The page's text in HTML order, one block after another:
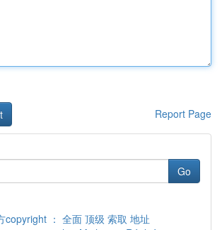
Report Page
Go
copyright ： 全面 顶级 索取 地址